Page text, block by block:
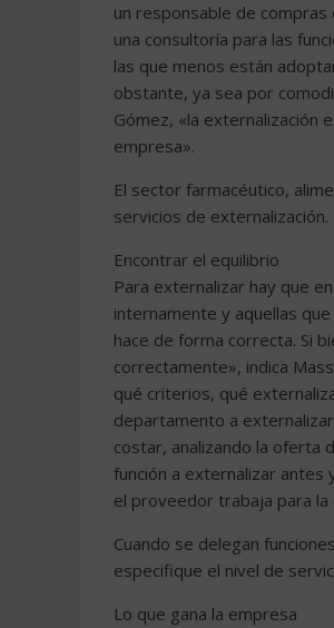
un responsable de
una consultoría para las
las que menos están
obstante, ya sea por
Gómez, «la externalización
empresa».
El sector farmacéutico,
servicios de externalización.
Encontrar el equilibrio
Para externalizar hay que
internamente y aquellas
hace de forma correcta. Si
correctamente», indica
qué criterios, qué
departamento a
costar, analizando la oferta
función a externalizar antes
el proveedor trabaja para la
Cuando se delegan
especifique el nivel de
Lo que gana la empresa